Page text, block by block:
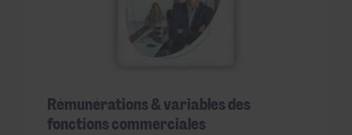
Rémunérations & variables des
fonctions commerciales